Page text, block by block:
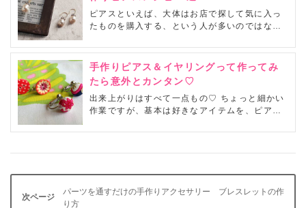
になる。そんなハンドメイドピアスの作り方...
ピアスといえば、大体はお店で探して気に入っ
たものを購入する、という人が多いのではない
デザインが見つからずに、お店を転々とした経
験もあるのでは？そんなときは、手作りのピア
スに挑戦してみてはいかがでしょうか。
手作りピアス＆イヤリングって作ってみ
たら意外とカンタン♡
出来上がりはすべて一点もの♡ ちょっと細かい
作業ですが、基本は好きなアイテムを、ピアス
人のアイデアを参考に、プチプラで、かわいい
パーツを通すだけの手作りアクセサリー ブレスレットの作
り方